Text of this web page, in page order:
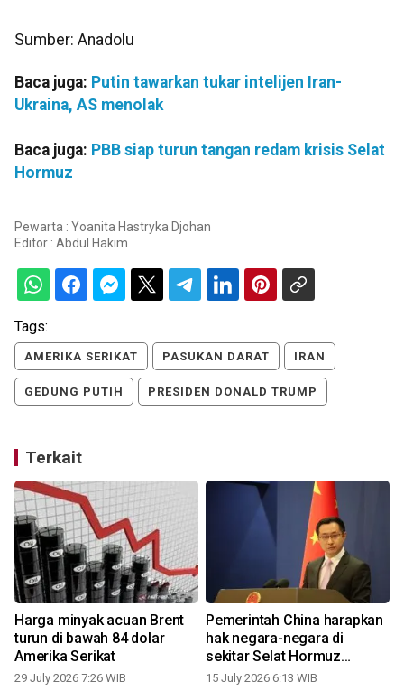
Sumber: Anadolu
Baca juga: Putin tawarkan tukar intelijen Iran-
Ukraina, AS menolak
Baca juga: PBB siap turun tangan redam krisis Selat
Hormuz
Pewarta : Yoanita Hastryka Djohan
Editor : Abdul Hakim
Tags:
AMERIKA SERIKAT PASUKAN DARAT IRAN
GEDUNG PUTIH PRESIDEN DONALD TRUMP
Terkait
Harga minyak acuan Brent
turun di bawah 84 dolar
Amerika Serikat
29 July 2026 7:26 WIB
Pemerintah China harapkan
hak negara-negara di
sekitar Selat Hormuz
dihormati
15 July 2026 6:13 WIB